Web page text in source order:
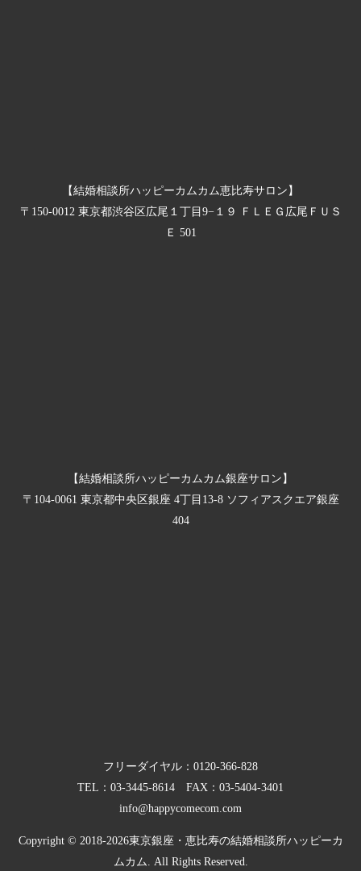
【結婚相談所ハッピーカムカム恵比寿サロン】
〒150-0012 東京都渋谷区広尾１丁目9−１９ ＦＬＥＧ広尾ＦＵＳ
Ｅ 501
【結婚相談所ハッピーカムカム銀座サロン】
〒104-0061 東京都中央区銀座 4丁目13-8 ソフィアスクエア銀座
404
フリーダイヤル： 0120-366-828
TEL： 03-3445-8614 FAX：03-5404-3401
info@happycomecom.com
Copyright © 2018-2026東京銀座・恵比寿の結婚相談所ハッピーカ
ムカム.
All Rights Reserved.